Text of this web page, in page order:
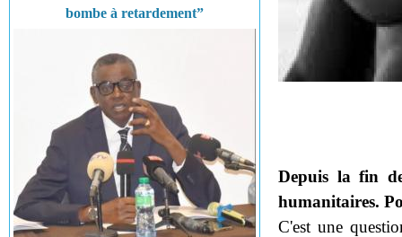
bombe à retardement”
Depuis la fin
humanitaires.
C'est une